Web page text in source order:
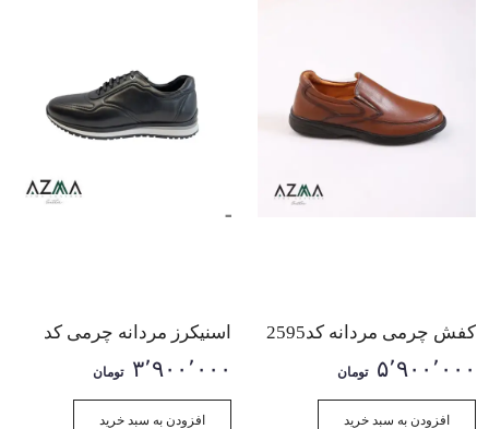
کفش چرمی مردانه کد2595
۵٬۹۰۰٬۰۰۰ تومان
افزودن به سبد خرید
اسنیکرز مردانه چرمی کد
3004
۳٬۹۰۰٬۰۰۰ تومان
افزودن به سبد خرید